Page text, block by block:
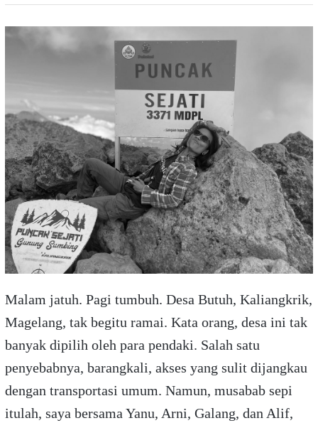
Malam jatuh. Pagi tumbuh. Desa Butuh, Kaliangkrik,
Magelang, tak begitu ramai. Kata orang, desa ini tak
banyak dipilih oleh para pendaki. Salah satu
penyebabnya, barangkali, akses yang sulit dijangkau
dengan transportasi umum. Namun, musabab sepi
itulah, saya bersama Yanu, Arni, Galang, dan Alif,